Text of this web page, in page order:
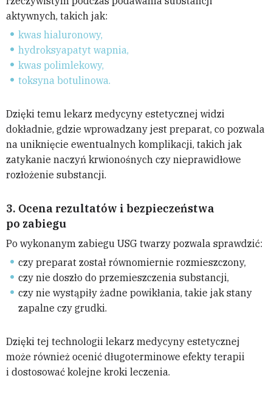
aktywnych, takich jak:
kwas hialuronowy,
hydroksyapatyt wapnia,
kwas polimlekowy,
toksyna botulinowa.
Dzięki temu lekarz medycyny estetycznej widzi
dokładnie, gdzie wprowadzany jest preparat, co pozwala
na uniknięcie ewentualnych komplikacji, takich jak
zatykanie naczyń krwionośnych czy nieprawidłowe
rozłożenie substancji.
3. Ocena rezultatów i bezpieczeństwa
po zabiegu
Po wykonanym zabiegu USG twarzy pozwala sprawdzić:
czy preparat został równomiernie rozmieszczony,
czy nie doszło do przemieszczenia substancji,
czy nie wystąpiły żadne powikłania, takie jak stany
zapalne czy grudki.
Dzięki tej technologii lekarz medycyny estetycznej
może również ocenić długoterminowe efekty terapii
i dostosować kolejne kroki leczenia.